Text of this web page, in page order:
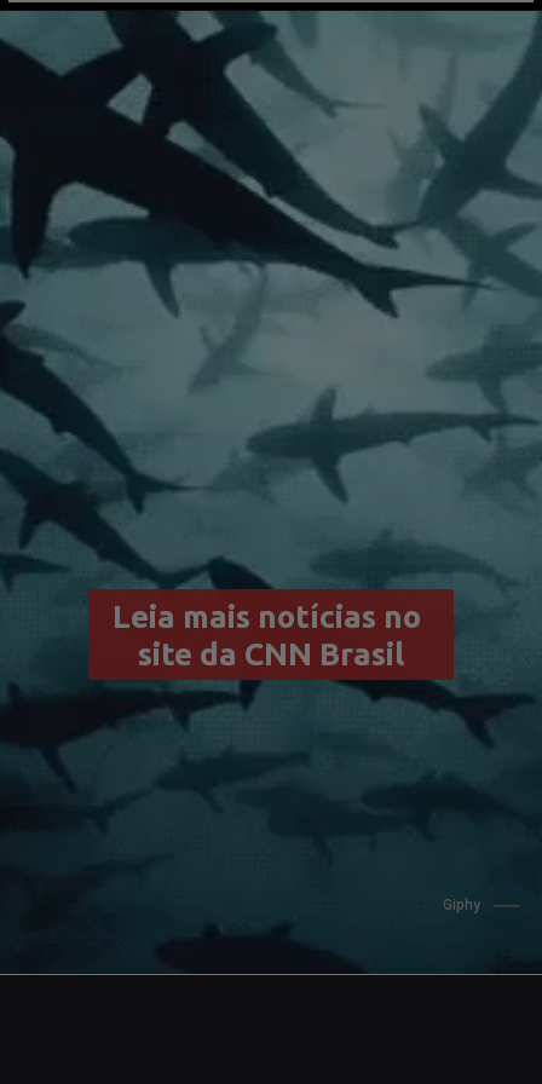
Giphy
Leia mais notícias no
site da CNN Brasil